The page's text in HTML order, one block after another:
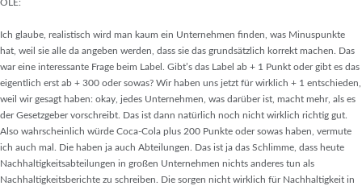
OLE:
Ich glaube, realistisch wird man kaum ein Unternehmen finden, was Minuspunkte
hat, weil sie alle da angeben werden, dass sie das grundsätzlich korrekt machen. Das
war eine interessante Frage beim Label. Gibt’s das Label ab + 1 Punkt oder gibt es das
eigentlich erst ab + 300 oder sowas? Wir haben uns jetzt für wirklich + 1 entschieden,
weil wir gesagt haben: okay, jedes Unternehmen, was darüber ist, macht mehr, als es
der Gesetzgeber vorschreibt. Das ist dann natürlich noch nicht wirklich richtig gut.
Also wahrscheinlich würde Coca-Cola plus 200 Punkte oder sowas haben, vermute
ich auch mal. Die haben ja auch Abteilungen. Das ist ja das Schlimme, dass heute
Nachhaltigkeitsabteilungen in großen Unternehmen nichts anderes tun als
Nachhaltigkeitsberichte zu schreiben. Die sorgen nicht wirklich für Nachhaltigkeit in